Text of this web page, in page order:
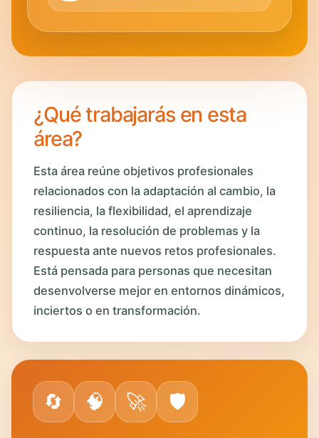
¿Qué trabajarás en esta
área?
Esta área reúne objetivos profesionales
relacionados con la adaptación al cambio, la
resiliencia, la flexibilidad, el aprendizaje
continuo, la resolución de problemas y la
respuesta ante nuevos retos profesionales.
Está pensada para personas que necesitan
desenvolverse mejor en entornos dinámicos,
inciertos o en transformación.
🔄 🧠 🚀 🛡️